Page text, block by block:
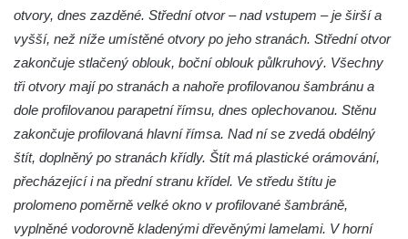
Křížová cesta Římov – II. kaple – Poslední
večeře Páně
Křížová cesta Římov – I. kaple – Loučení
Ježíše s Pannou Marií
Márnice na hřbitově v Římově
Kaple v Horním Třeboníně
otvory, dnes zazděné. Střední otvor – nad vstupem – je širší a
vyšší, než níže umístěné otvory po jeho stranách. Střední otvor
zakončuje stlačený oblouk, boční oblouk půlkruhový. Všechny
tři otvory mají po stranách a nahoře profilovanou šambránu a
dole profilovanou parapetní římsu, dnes oplechovanou. Stěnu
zakončuje profilovaná hlavní římsa. Nad ní se zvedá obdélný
štít, doplněný po stranách křídly. Štít má plastické orámování,
přecházející i na přední stranu křídel. Ve středu štítu je
prolomeno poměrně velké okno v profilované šambráně,
vyplněné vodorovně kladenými dřevěnými lamelami. V horní